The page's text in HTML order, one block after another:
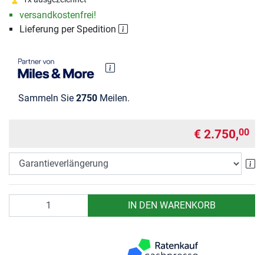
versandkostenfrei!
Lieferung per Spedition
Sammeln Sie 2750 Meilen.
€ 2.750,00
IN DEN WARENKORB